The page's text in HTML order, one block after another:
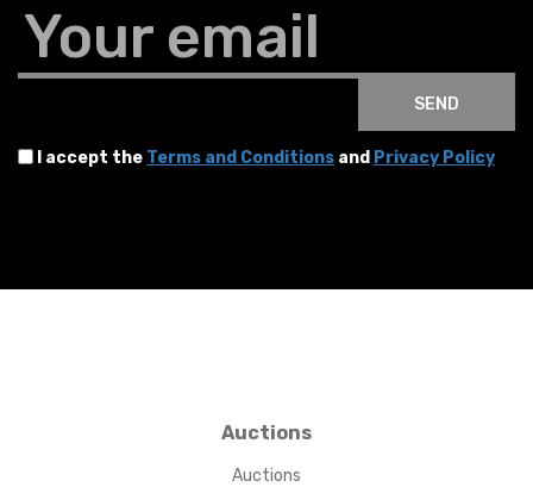
Your email
SEND
I accept the Terms and Conditions and Privacy Policy
Auctions
Auctions